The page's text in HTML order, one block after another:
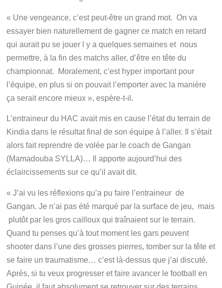
« Une vengeance, c’est peut-être un grand mot. On va
essayer bien naturellement de gagner ce match en retard
qui aurait pu se jouer l y a quelques semaines et nous
permettre, à la fin des matchs aller, d’être en tête du
championnat. Moralement, c’est hyper important pour
l’équipe, en plus si on pouvait l’emporter avec la manière
ça serait encore mieux », espère-t-il.
L’entraineur du HAC avait mis en cause l’état du terrain de
Kindia dans le résultat final de son équipe à l’aller. Il s’était
alors fait reprendre de volée par le coach de Gangan
(Mamadouba SYLLA)… Il apporte aujourd’hui des
éclaircissements sur ce qu’il avait dit.
« J’ai vu les réflexions qu’a pu faire l’entraineur de
Gangan. Je n’ai pas été marqué par la surface de jeu, mais
plutôt par les gros cailloux qui traînaient sur le terrain.
Quand tu penses qu’à tout moment les gars peuvent
shooter dans l’une des grosses pierres, tomber sur la tête et
se faire un traumatisme… c’est là-dessus que j’ai discuté.
Après, si tu veux progresser et faire avancer le football en